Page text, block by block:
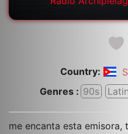
Country:
Genres : 90s Latin
me encanta esta emisora,